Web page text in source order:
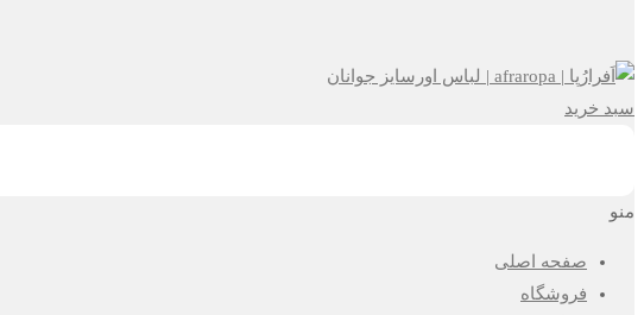
سبد خرید
منو
صفحه اصلی
فروشگاه